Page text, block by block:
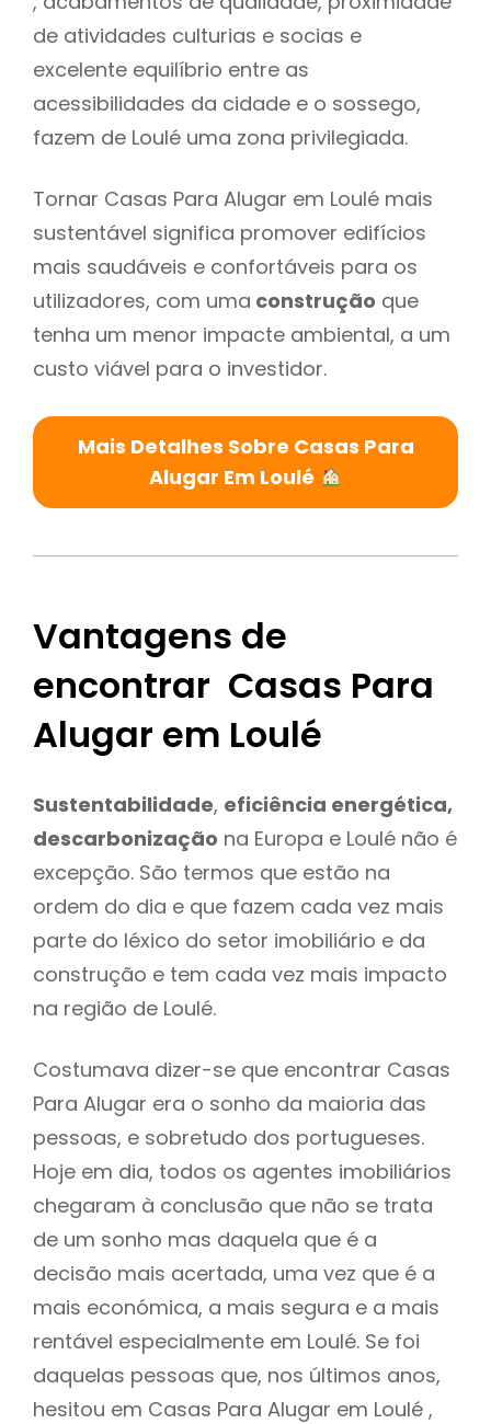
de atividades culturias e socias e
excelente equilíbrio entre as
acessibilidades da cidade e o sossego,
fazem de Loulé uma zona privilegiada.
Tornar Casas Para Alugar em Loulé mais
sustentável significa promover edifícios
mais saudáveis e confortáveis para os
utilizadores, com uma construção que
tenha um menor impacte ambiental, a um
custo viável para o investidor.
Mais Detalhes Sobre Casas Para
Alugar Em Loulé
Vantagens de
encontrar Casas Para
Alugar em Loulé
Sustentabilidade, eficiência energética,
descarbonização na Europa e Loulé não é
excepção. São termos que estão na
ordem do dia e que fazem cada vez mais
parte do léxico do setor imobiliário e da
construção e tem cada vez mais impacto
na região de Loulé.
Costumava dizer-se que encontrar Casas
Para Alugar era o sonho da maioria das
pessoas, e sobretudo dos portugueses.
Hoje em dia, todos os agentes imobiliários
chegaram à conclusão que não se trata
de um sonho mas daquela que é a
decisão mais acertada, uma vez que é a
mais económica, a mais segura e a mais
rentável especialmente em Loulé. Se foi
daquelas pessoas que, nos últimos anos,
hesitou em Casas Para Alugar em Loulé ,